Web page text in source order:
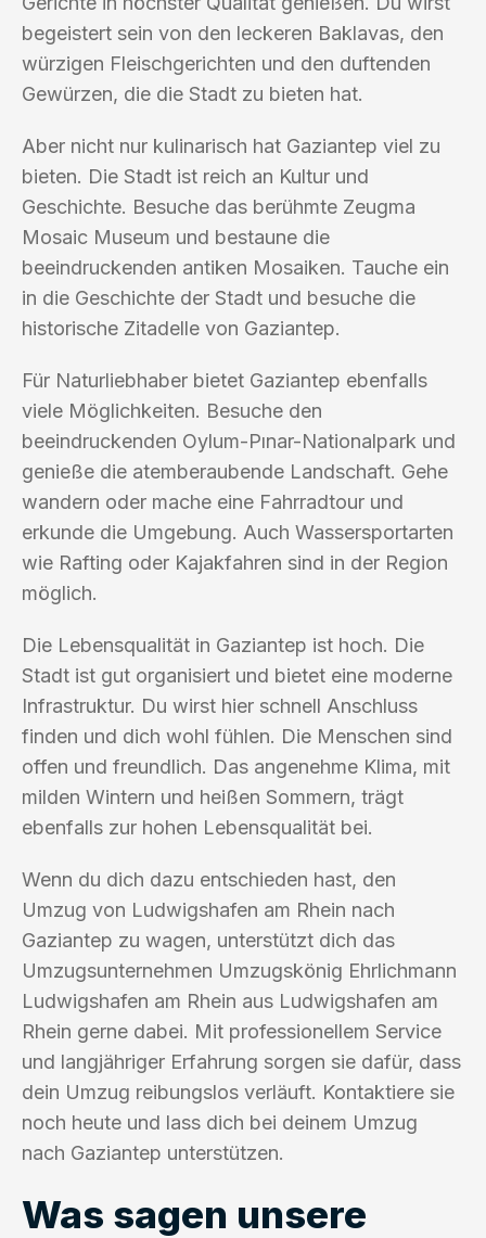
begeistert sein von den leckeren Baklavas, den
würzigen Fleischgerichten und den duftenden
Gewürzen, die die Stadt zu bieten hat.
Aber nicht nur kulinarisch hat Gaziantep viel zu
bieten. Die Stadt ist reich an Kultur und
Geschichte. Besuche das berühmte Zeugma
Mosaic Museum und bestaune die
beeindruckenden antiken Mosaiken. Tauche ein
in die Geschichte der Stadt und besuche die
historische Zitadelle von Gaziantep.
Für Naturliebhaber bietet Gaziantep ebenfalls
viele Möglichkeiten. Besuche den
beeindruckenden Oylum-Pınar-Nationalpark und
genieße die atemberaubende Landschaft. Gehe
wandern oder mache eine Fahrradtour und
erkunde die Umgebung. Auch Wassersportarten
wie Rafting oder Kajakfahren sind in der Region
möglich.
Die Lebensqualität in Gaziantep ist hoch. Die
Stadt ist gut organisiert und bietet eine moderne
Infrastruktur. Du wirst hier schnell Anschluss
finden und dich wohl fühlen. Die Menschen sind
offen und freundlich. Das angenehme Klima, mit
milden Wintern und heißen Sommern, trägt
ebenfalls zur hohen Lebensqualität bei.
Wenn du dich dazu entschieden hast, den
Umzug von Ludwigshafen am Rhein nach
Gaziantep zu wagen, unterstützt dich das
Umzugsunternehmen Umzugskönig Ehrlichmann
Ludwigshafen am Rhein aus Ludwigshafen am
Rhein gerne dabei. Mit professionellem Service
und langjähriger Erfahrung sorgen sie dafür, dass
dein Umzug reibungslos verläuft. Kontaktiere sie
noch heute und lass dich bei deinem Umzug
nach Gaziantep unterstützen.
Was sagen unsere